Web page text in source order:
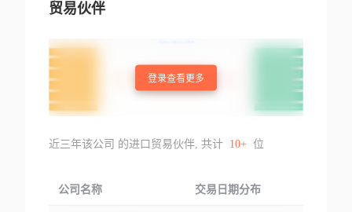
贸易伙伴
登录查看更多
近三年该公司 的进口贸易伙伴, 共计 10+ 位
公司名称 交易日期分布